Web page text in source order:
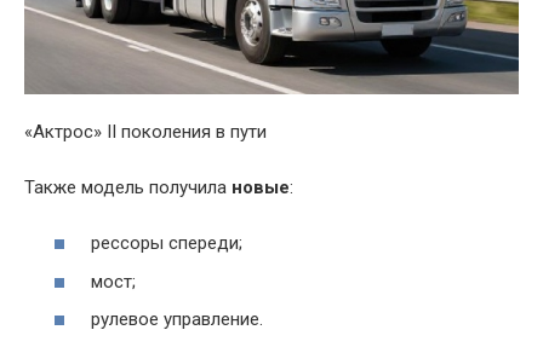
«Актрос» II поколения в пути
Также модель получила новые:
рессоры спереди;
мост;
рулевое управление.